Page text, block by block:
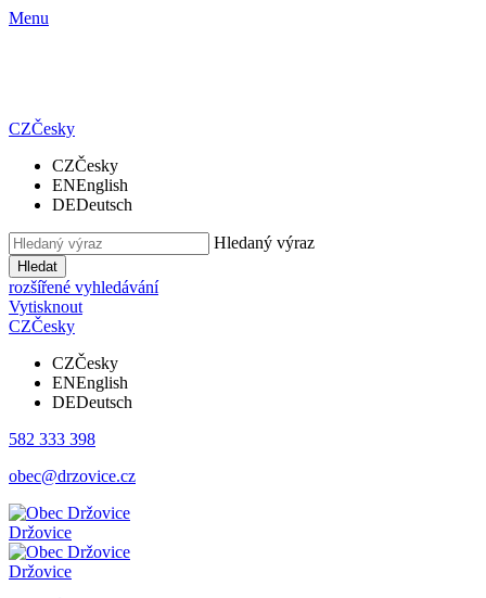
Menu
CZČesky
CZČesky
ENEnglish
DEDeutsch
Hledaný výraz
Hledat
rozšířené vyhledávání
Vytisknout
CZČesky
CZČesky
ENEnglish
DEDeutsch
582 333 398
obec@drzovice.cz
Držovice
Držovice